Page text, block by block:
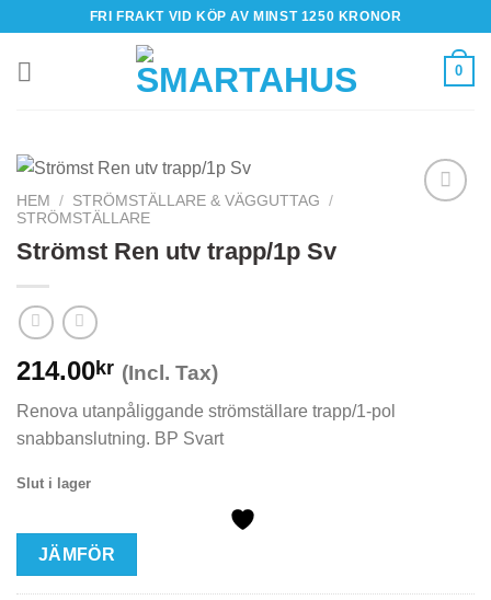
content
FRI FRAKT VID KÖP AV MINST 1250 KRONOR
0
HEM / STRÖMSTÄLLARE & VÄGGUTTAG
/
STRÖMSTÄLLARE
Strömst Ren utv trapp/1p Sv
214.00kr (Incl. Tax)
Renova utanpåliggande strömställare trapp/1-pol
snabbanslutning. BP Svart
Slut i lager
JÄMFÖR